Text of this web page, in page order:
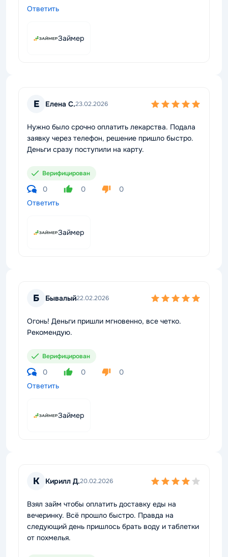
Ответить
Займер
Е Елена С.23.02.2026
Нужно было срочно оплатить лекарства. Подала
заявку через телефон, решение пришло быстро.
Деньги сразу поступили на карту.
Верифицирован
0 0
0
Ответить
Займер
Б Бывалый22.02.2026
Огонь! Деньги пришли мгновенно, все четко.
Рекомендую.
Верифицирован
0 0
0
Ответить
Займер
К Кирилл Д.20.02.2026
Взял займ чтобы оплатить доставку еды на
вечеринку. Всё прошло быстро. Правда на
следующий день пришлось брать воду и таблетки
от похмелья.